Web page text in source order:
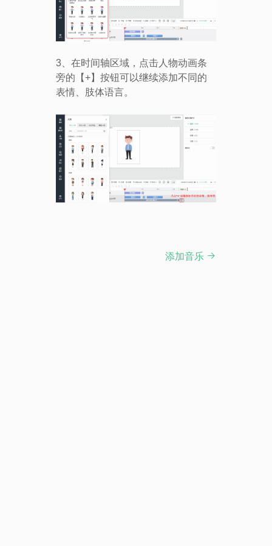
3、在时间轴区域，点击人物动画条
旁的【+】按钮可以继续添加不同的
表情、肢体语言。
添加音乐